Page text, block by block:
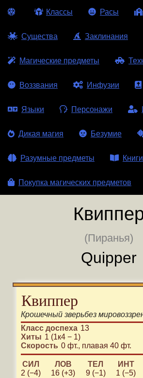
Классы Расы
Существа Заклинания
Магические предметы
Воззвания Инфузии
Языки Персонажи
Дикая магия Безумие
Разумные предметы
Покупка магических предметов
(Пиранья)
Quipper
Квиппер
Крошечный зверьбез
Класс доспеха 13
Хиты 1 (1к4 − 1)
Скорость 0 фт., плавая 40 фт.
СИЛ
2 (−4)
ЛОВ
16 (+3)
ТЕЛ
9 (−1)
ИНТ
1 (−5)